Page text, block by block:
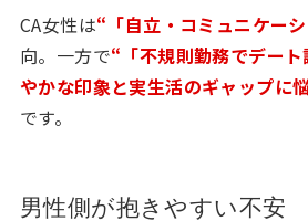
CA女性は“「自立・コミュニケー
向。一方で“「不規則勤務でデー
やかな印象と実生活のギャップに
です。
男性側が抱きやすい不安